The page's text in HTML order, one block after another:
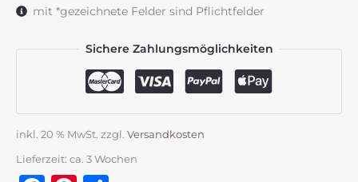
mit *gezeichnete Felder sind Pflichtfelder
Sichere Zahlungsmöglichkeiten
inkl. 20 % MwSt. zzgl. Versandkosten
Lieferzeit: ca. 3 Wochen